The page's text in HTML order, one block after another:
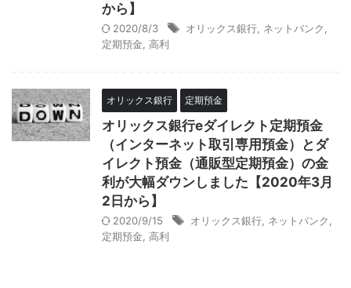
から】
2020/8/3 オリックス銀行 ネットバンク
定期預金 高利
オリックス銀行 定期預金
オリックス銀行eダイレクト定期預金
（インターネット取引専用預金）とダ
イレクト預金（通販型定期預金）の金
利が大幅ダウンしました【2020年3月
2日から】
2020/9/15 オリックス銀行 ネットバンク
定期預金 高利